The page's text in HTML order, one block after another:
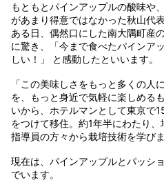
もともとパインアップルの酸味や
があまり得意ではなかった秋山代表
ある日、偶然口にした南大隅町産
に驚き、「今まで食べたパインア
しい！」 と感動したといいます。
「この美味しさをもっと多くの人
を、もっと身近で気軽に楽しめる
いから、ホテルマンとして東京で
をつけて移住。約1年半にわたり
指導員の方々から栽培技術を学びま
現在は、パインアップルとパッシ
でいます。